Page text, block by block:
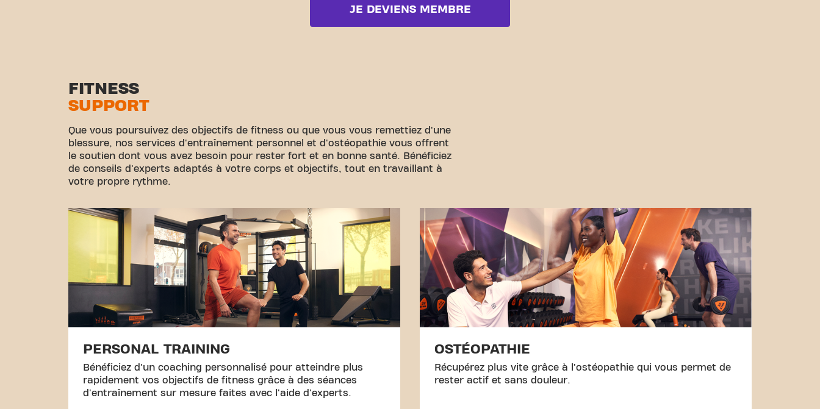
JE DEVIENS MEMBRE
FITNESS
SUPPORT
Que vous poursuivez des objectifs de fitness ou que vous vous remettiez d'une
blessure, nos services d'entraînement personnel et d'ostéopathie vous offrent
le soutien dont vous avez besoin pour rester fort et en bonne santé. Bénéficiez
de conseils d'experts adaptés à votre corps et objectifs, tout en travaillant à
votre propre rythme.
PERSONAL TRAINING
Bénéficiez d'un coaching personnalisé pour atteindre plus
rapidement vos objectifs de fitness grâce à des séances
d'entraînement sur mesure faites avec l'aide d'experts.
OSTÉOPATHIE
Récupérez plus vite grâce à l'ostéopathie qui vous permet de
rester actif et sans douleur.